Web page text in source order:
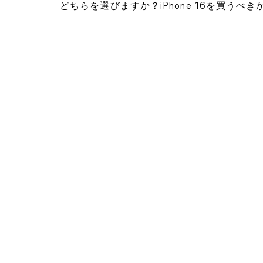
どちらを選びますか？iPhone 16を買うべき